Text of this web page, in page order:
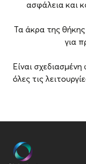
ασφάλεια και
Τα άκρα της
για
Είναι
όλες τις
Συμβατότητα
Τύπος